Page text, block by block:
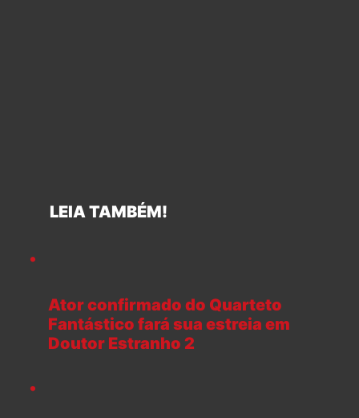
LEIA TAMBÉM!
Ator confirmado do Quarteto
Fantástico fará sua estreia em
Doutor Estranho 2